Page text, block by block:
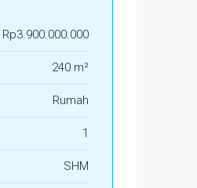
Rp3.900.000.000
240 m²
Rumah
1
SHM